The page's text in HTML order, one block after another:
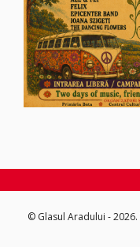
© Glasul Aradului -